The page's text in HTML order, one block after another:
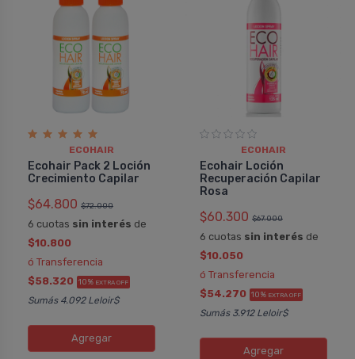
ECOHAIR
Ecohair Pack 2 Loción
Crecimiento Capilar
$64.800 $72.000
6 cuotas sin interés de
$10.800
ó Transferencia
$58.320 10% EXTRA OFF
Sumás 4.092 Leloir$
Agregar
ECOHAIR
Ecohair Loción
Recuperación Capilar
Rosa
$60.300 $67.000
6 cuotas sin interés de
$10.050
ó Transferencia
$54.270 10% EXTRA OFF
Sumás 3.912 Leloir$
Agregar